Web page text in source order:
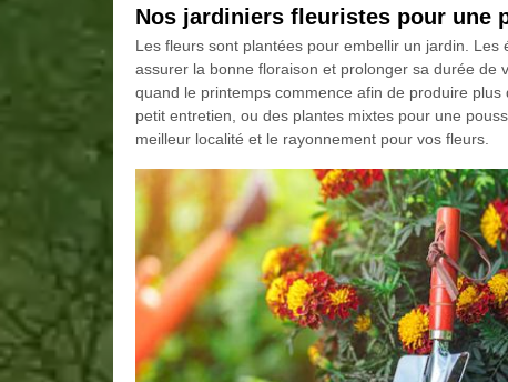
Nos jardiniers fleuristes pour une
Les fleurs sont plantées pour embellir un jardin.
assurer la bonne floraison et prolonger sa durée de
quand le printemps commence afin de produire
petit entretien, ou des plantes mixtes pour une
meilleur localité et le rayonnement pour vos fleurs.